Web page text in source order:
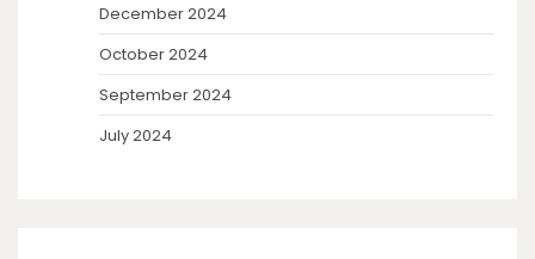
December 2024
October 2024
September 2024
July 2024